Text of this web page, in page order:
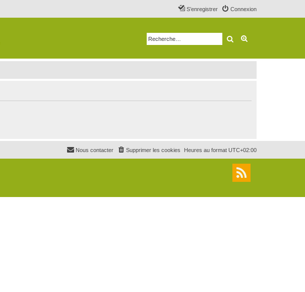
Connexion
S’enregistrer
Rechercher
Heures au format UTC+02:00
Supprimer les cookies
Nous contacter